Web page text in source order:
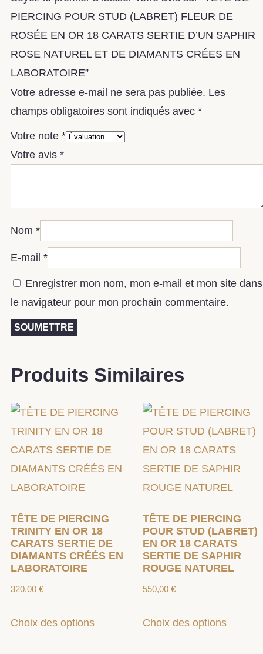
PIERCING POUR STUD (LABRET) FLEUR DE
ROSÉE EN OR 18 CARATS SERTIE D’UN SAPHIR
ROSE NATUREL ET DE DIAMANTS CRÉES EN
LABORATOIRE”
Votre adresse e-mail ne sera pas publiée. Les
champs obligatoires sont indiqués avec *
Votre note *
Votre avis *
Nom *
E-mail *
Enregistrer mon nom, mon e-mail et mon site dans
le navigateur pour mon prochain commentaire.
Produits Similaires
TÊTE DE PIERCING
TRINITY EN OR 18
CARATS SERTIE DE
DIAMANTS CRÉÉS EN
LABORATOIRE
320,00 €
Choix des options
TÊTE DE PIERCING
POUR STUD (LABRET)
EN OR 18 CARATS
SERTIE DE SAPHIR
ROUGE NATUREL
550,00 €
Choix des options